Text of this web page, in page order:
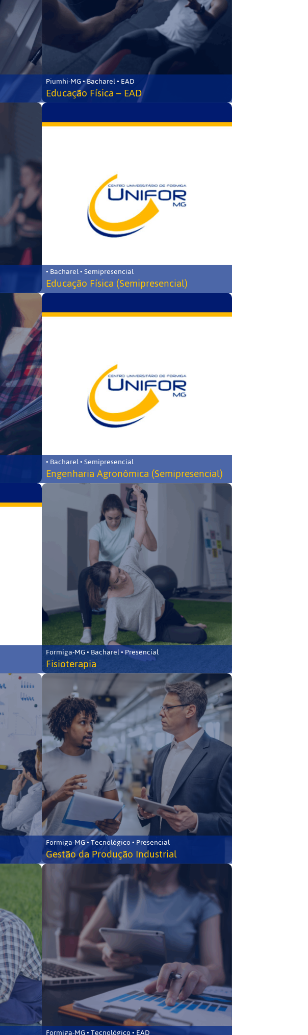
Piumhi-MG • Bacharel • EAD
Educação Física – EAD
• Bacharel • Semipresencial
Educação Física (Semipresencial)
• Bacharel • Semipresencial
Engenharia Agronômica (Semipresencial)
Formiga-MG • Bacharel • Presencial
Fisioterapia
Formiga-MG • Tecnológico • Presencial
Gestão da Produção Industrial